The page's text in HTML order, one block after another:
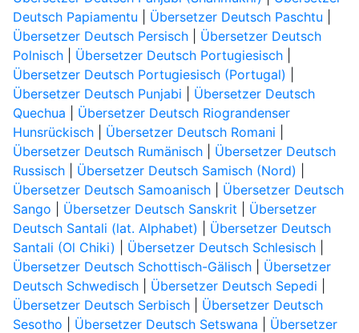
Deutsch Papiamentu
Übersetzer Deutsch Paschtu
Übersetzer Deutsch Persisch| Übersetzer Deutsch
Polnisch| Übersetzer Deutsch Portugiesisch|
Übersetzer Deutsch Portugiesisch (Portugal)
Übersetzer Deutsch Punjabi
Übersetzer Deutsch
Quechua
Übersetzer Deutsch Riograndenser
Hunsrückisch| Übersetzer Deutsch Romani
Übersetzer Deutsch Rumänisch| Übersetzer Deutsch
Russisch| Übersetzer Deutsch Samisch (Nord)
Übersetzer Deutsch Samoanisch| Übersetzer Deutsch
Sango
Übersetzer Deutsch Sanskrit
Übersetzer
Deutsch Santali (lat. Alphabet)
Übersetzer Deutsch
Santali (Ol Chiki)
Übersetzer Deutsch Schlesisch|
Übersetzer Deutsch Schottisch-Gälisch| Übersetzer
Deutsch Schwedisch| Übersetzer Deutsch Sepedi
Übersetzer Deutsch Serbisch| Übersetzer Deutsch
Sesotho
Übersetzer Deutsch Setswana
Übersetzer